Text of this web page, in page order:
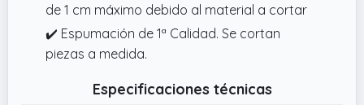
de 1 cm máximo debido al material a cortar
✔️ Espumación de 1ª Calidad. Se cortan
piezas a medida.
Especificaciones técnicas